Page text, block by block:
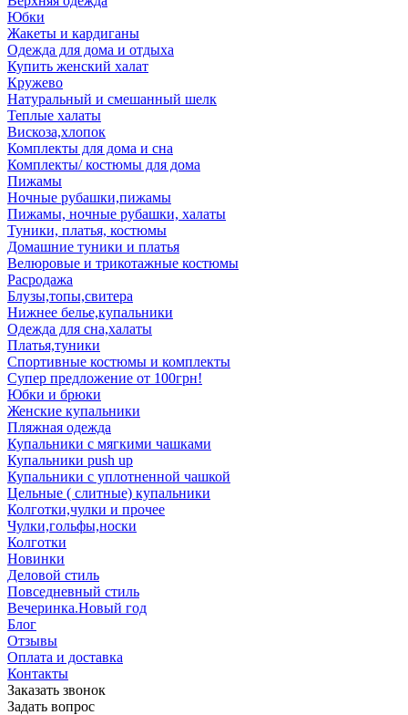
Юбки
Жакеты и кардиганы
Одежда для дома и отдыха
Купить женский халат
Кружево
Натуральный и смешанный шелк
Теплые халаты
Вискоза,хлопок
Комплекты для дома и сна
Комплекты/ костюмы для дома
Пижамы
Ночные рубашки,пижамы
Пижамы, ночные рубашки, халаты
Туники, платья, костюмы
Домашние туники и платья
Велюровые и трикотажные костюмы
Расродажа
Блузы,топы,свитера
Нижнее белье,купальники
Одежда для сна,халаты
Платья,туники
Спортивные костюмы и комплекты
Супер предложение от 100грн!
Юбки и брюки
Женские купальники
Пляжная одежда
Купальники с мягкими чашками
Купальники push up
Купальники с уплотненной чашкой
Цельные ( слитные) купальники
Колготки,чулки и прочее
Чулки,гольфы,носки
Колготки
Новинки
Деловой стиль
Повседневный стиль
Вечеринка.Новый год
Блог
Отзывы
Оплата и доставка
Контакты
Заказать звонок
Задать вопрос